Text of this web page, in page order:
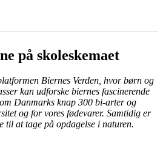
på skoleskemaet
Biernes Verden, hvor børn og
kan udforske biernes fascinerende
Danmarks knap 300 bi-arter og
og for vores fødevarer. Samtidig er
til at tage på opdagelse i naturen.